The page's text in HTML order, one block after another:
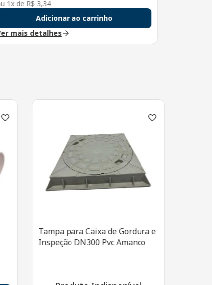
1x de R$ 3,34
Adicionar ao carrinho
mais detalhes
Tampa para Caixa de Gordura e
Inspeção DN300 Pvc Amanco